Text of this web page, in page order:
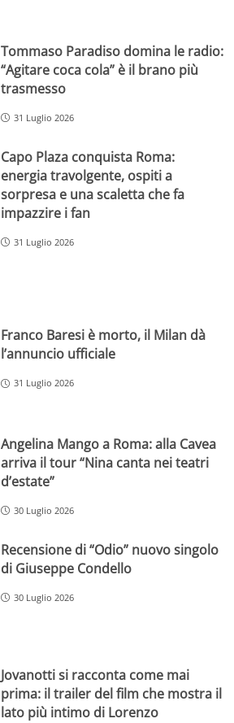
Tommaso Paradiso domina le radio:
“Agitare coca cola” è il brano più
trasmesso
31 Luglio 2026
Capo Plaza conquista Roma:
energia travolgente, ospiti a
sorpresa e una scaletta che fa
impazzire i fan
31 Luglio 2026
Franco Baresi è morto, il Milan dà
l’annuncio ufficiale
31 Luglio 2026
Angelina Mango a Roma: alla Cavea
arriva il tour “Nina canta nei teatri
d’estate”
30 Luglio 2026
Recensione di “Odio” nuovo singolo
di Giuseppe Condello
30 Luglio 2026
Jovanotti si racconta come mai
prima: il trailer del film che mostra il
lato più intimo di Lorenzo